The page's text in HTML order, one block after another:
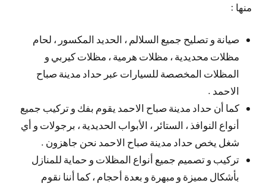
منها :
صيانة و تصليح جميع السلالم ، الحديد المكسور ، لحام
مظلات محديدية ، مظلات هرمية ، مظلات كيربي و
المظلات المخصصة للسيارات عبر حداد مدينة صباح
الاحمد .
كما أن حداد مدينة صباح الاحمد يقوم بفك و تركيب جميع
أنواع النوافذ ، الستائر ، الأبواب الحديدية ، برجولات و أي
شغل يخص حداد مدينة صباح الاحمد نحن جاهزون .
تركيب و تصميم جميع أنواع المظلات و حماية للمنازل
بأشكال مميزة و مبهرة و بعدة أحجام ، كما أننا نقوم